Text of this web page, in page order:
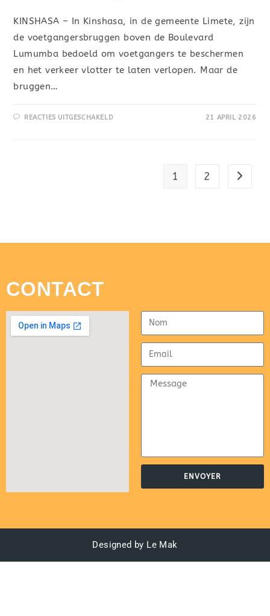
KINSHASA – In Kinshasa, in de gemeente Limete, zijn
de voetgangersbruggen boven de Boulevard
Lumumba bedoeld om voetgangers te beschermen
en het verkeer vlotter te laten verlopen. Maar de
bruggen…
REACTIES UITGESCHAKELD 21 APRIL 2026
1 2
CONTACT
ENVOYER
Designed by Le Mak